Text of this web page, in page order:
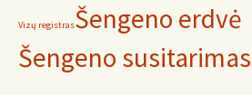
Vizų registrasŠengeno erdvė
Šengeno susitarimas